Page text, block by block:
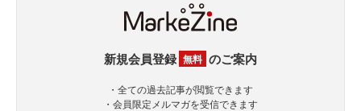
新規会員登録 無料 のご案内
・全ての過去記事が閲覧できます
・会員限定メルマガを受信できます